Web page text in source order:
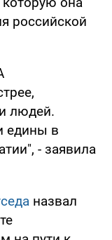
российской
людей.
едины в
- заявила
назвал